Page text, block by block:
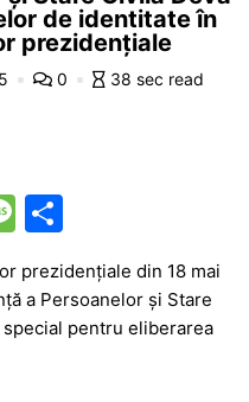
de identitate în
prezidențiale
0 38 sec read
M
s
s
ta
je
prezidențiale din 18 mai
a Persoanelor și Stare
pentru eliberarea